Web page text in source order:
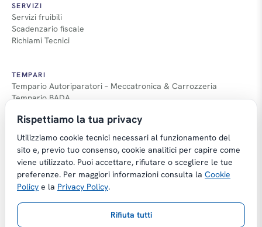
SERVIZI
Servizi fruibili
Scadenzario fiscale
Richiami Tecnici
TEMPARI
Tempario Autoriparatori – Meccatronica & Carrozzeria
Tempario BADA
Guida Applicazione Tempi
Copyright © Tempario.it | Powered by
Planus Group Srl - P.I. IT03584100238
Gestito da Giancarmelo Pittalà
Rispettiamo la tua privacy
Utilizziamo cookie tecnici necessari al funzionamento del
sito e, previo tuo consenso, cookie analitici per capire come
viene utilizzato. Puoi accettare, rifiutare o scegliere le tue
preferenze. Per maggiori informazioni consulta la Cookie
Policy e la Privacy Policy.
Rifiuta tutti